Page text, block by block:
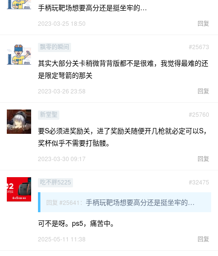
手柄玩靶场想要高分还是挺坐牢的…
回复
2023-03-25 18:50
#25673
飘零的瞬间
其实大部分关卡稍微背背版都不是很难，我觉得最难的还
是限定弩箭的那关
回复
2023-03-26 23:58
#25760
新堂聖
要S必须进奖励关，进了奖励关随便开几枪就必定可以S，
奖杯似乎不需要打骷髅。
回复
2023-03-30 09:17
#32475
吃不胖5225
回复 #25641： 手柄玩靶场想要高分还是挺坐牢的…
可不是呀。ps5，痛苦中。
回复
2025-05-11 11:38